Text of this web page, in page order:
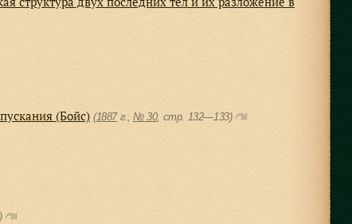
(Бойс) (1887г.,№ 30, cтр. 132—133)